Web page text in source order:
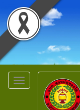
Toggle
navigation